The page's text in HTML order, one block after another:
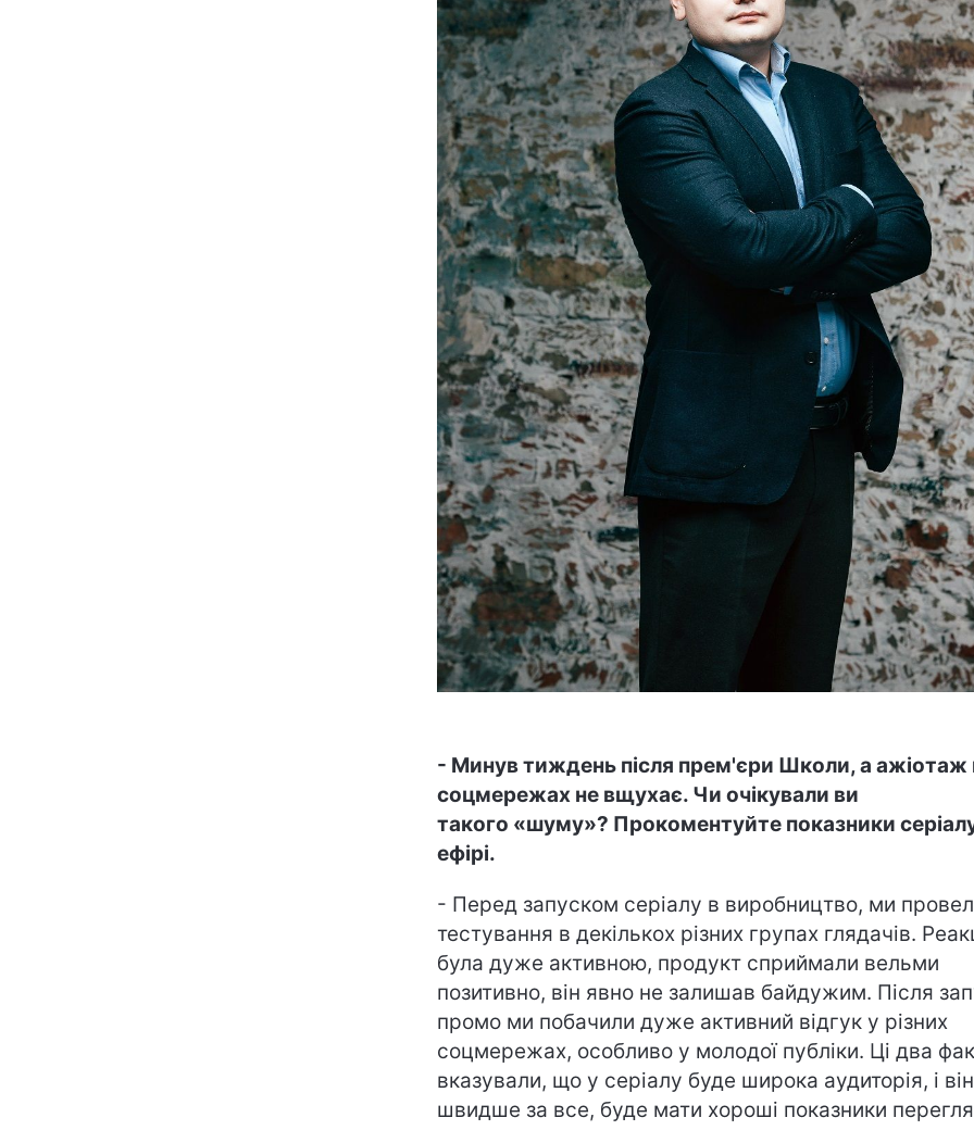
- Минув тиждень після прем'єри Школи, а ажіотаж
соцмережах не вщухає. Чи очікували ви
такого «шуму»? Прокоментуйте показники
ефірі.
- Перед запуском серіалу в виробництво, ми
тестування в декількох різних групах глядачів.
була дуже активною, продукт сприймали вельми
позитивно, він явно не залишав байдужим. Після
промо ми побачили дуже активний відгук у різних
соцмережах, особливо у молодої публіки. Ці два
вказували, що у серіалу буде широка аудиторія, і
швидше за все, буде мати хороші показники